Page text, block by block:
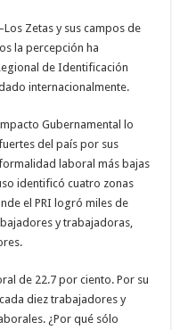
Zetas y sus campos de
la percepción ha
de Identificación
internacionalmente.
Gubernamental lo
del país por sus
laboral más bajas
identificó cuatro zonas
el PRI logró miles de
y trabajadoras,
de 22.7 por ciento. Por su
diez trabajadores y
¿Por qué sólo